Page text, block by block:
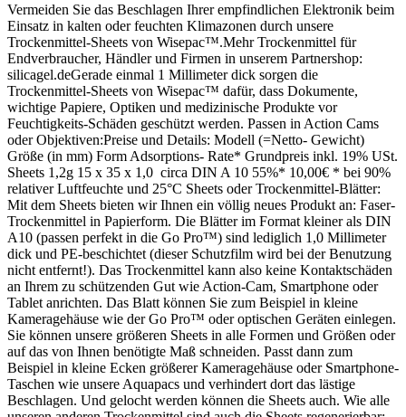
Vermeiden Sie das Beschlagen Ihrer empfindlichen Elektronik beim
Einsatz in kalten oder feuchten Klimazonen durch unsere
Trockenmittel-Sheets von Wisepac™.Mehr Trockenmittel für
Endverbraucher, Händler und Firmen in unserem Partnershop:
silicagel.deGerade einmal 1 Millimeter dick sorgen die
Trockenmittel-Sheets von Wisepac™ dafür, dass Dokumente,
wichtige Papiere, Optiken und medizinische Produkte vor
Feuchtigkeits-Schäden geschützt werden. Passen in Action Cams
oder Objektiven:Preise und Details: Modell (=Netto- Gewicht)
Größe (in mm) Form Adsorptions- Rate* Grundpreis inkl. 19% USt.
Sheets 1,2g 15 x 35 x 1,0 circa DIN A 10 55%* 10,00€ * bei 90%
relativer Luftfeuchte und 25°C Sheets oder Trockenmittel-Blätter:
Mit dem Sheets bieten wir Ihnen ein völlig neues Produkt an: Faser-
Trockenmittel in Papierform. Die Blätter im Format kleiner als DIN
A10 (passen perfekt in die Go Pro™) sind lediglich 1,0 Millimeter
dick und PE-beschichtet (dieser Schutzfilm wird bei der Benutzung
nicht entfernt!). Das Trockenmittel kann also keine Kontaktschäden
an Ihrem zu schützenden Gut wie Action-Cam, Smartphone oder
Tablet anrichten. Das Blatt können Sie zum Beispiel in kleine
Kameragehäuse wie der Go Pro™ oder optischen Geräten einlegen.
Sie können unsere größeren Sheets in alle Formen und Größen oder
auf das von Ihnen benötigte Maß schneiden. Passt dann zum
Beispiel in kleine Ecken größerer Kameragehäuse oder Smartphone-
Taschen wie unsere Aquapacs und verhindert dort das lästige
Beschlagen. Und gelocht werden können die Sheets auch. Wie alle